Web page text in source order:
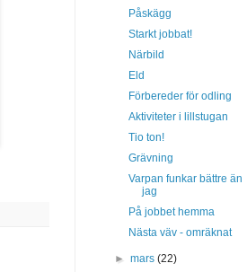
Påskägg
Starkt jobbat!
Närbild
Eld
Förbereder för odling
Aktiviteter i lillstugan
Tio ton!
Grävning
Varpan funkar bättre än
jag
På jobbet hemma
Nästa väv - omräknat
►mars(22)